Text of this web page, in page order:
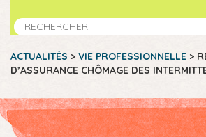
ACTUALITÉS > VIE PROFESSIONNELLE >
D’ASSURANCE CHÔMAGE DES